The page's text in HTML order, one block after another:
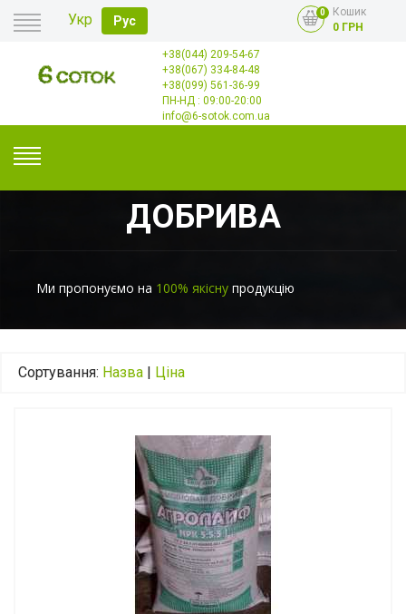
Укр Рус
0
Кошик
0 ГРН
Головна
Оплата
Доставка
+38(044) 209-54-67
+38(067) 334-84-48
+38(099) 561-36-99
ПН-НД : 09:00-20:00
info@6-sotok.com.ua
ДОБРИВА
Ми пропонуємо на 100% якісну продукцію
Сортування: Назва | Ціна